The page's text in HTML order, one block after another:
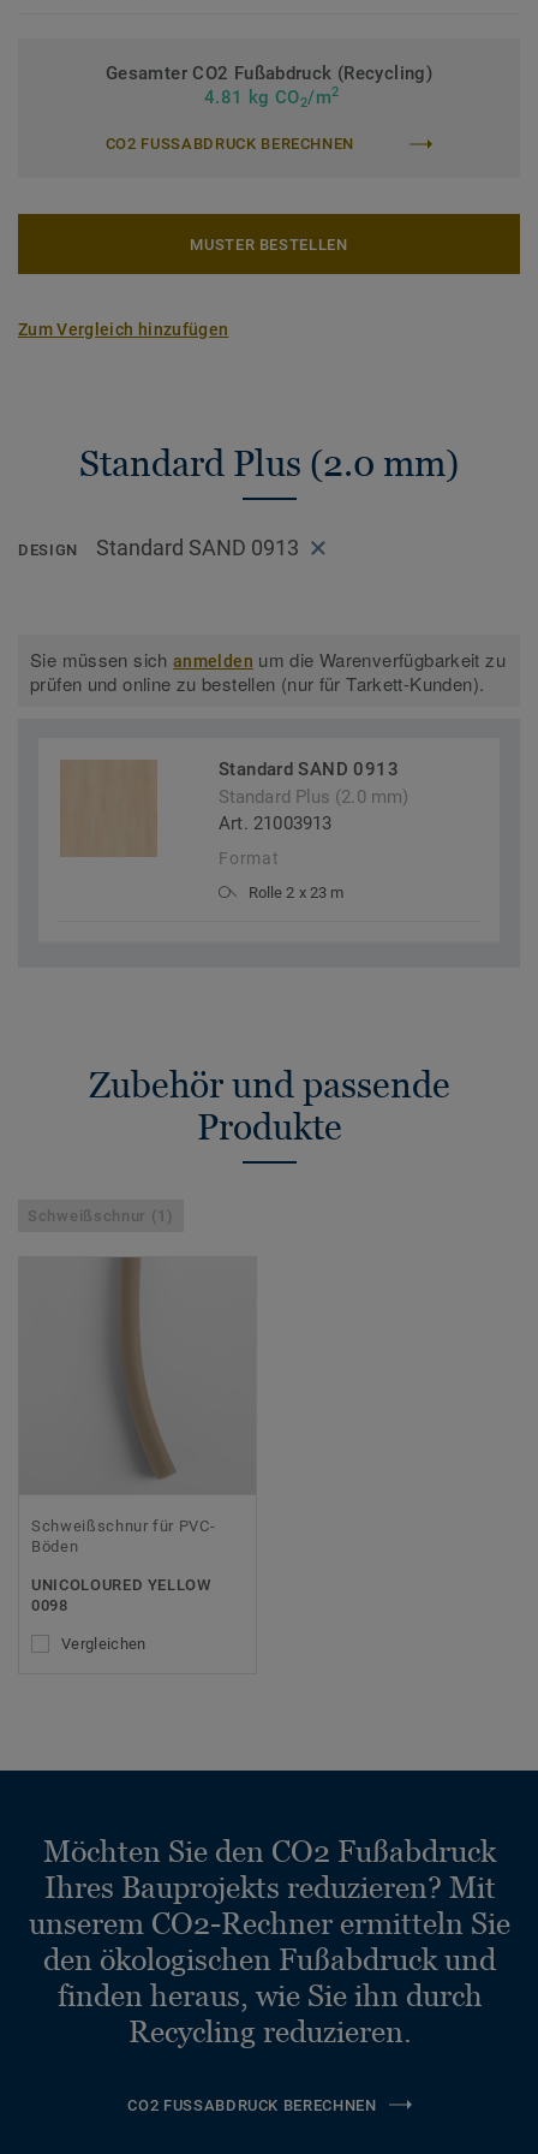
Gesamter CO2 Fußabdruck (Recycling)
4.81 kg CO2/m2
CO2 FUSSABDRUCK BERECHNEN
MUSTER BESTELLEN
Zum Vergleich hinzufügen
Standard Plus (2.0 mm)
DESIGN Standard SAND 0913
Sie müssen sichanmelden um die Warenverfügbarkeit zu
prüfen und online zu bestellen (nur für Tarkett-Kunden).
Standard SAND 0913
Standard Plus (2.0 mm)
Art. 21003913
Format
Rolle 2 x 23 m
Zubehör und passende
Produkte
Schweißschnur (1)
Schweißschnur für PVC-
Böden
UNICOLOURED YELLOW
0098
Vergleichen
Möchten Sie den CO2 Fußabdruck
Ihres Bauprojekts reduzieren? Mit
unserem CO2-Rechner ermitteln Sie
den ökologischen Fußabdruck und
finden heraus, wie Sie ihn durch
Recycling reduzieren.
CO2 FUSSABDRUCK BERECHNEN